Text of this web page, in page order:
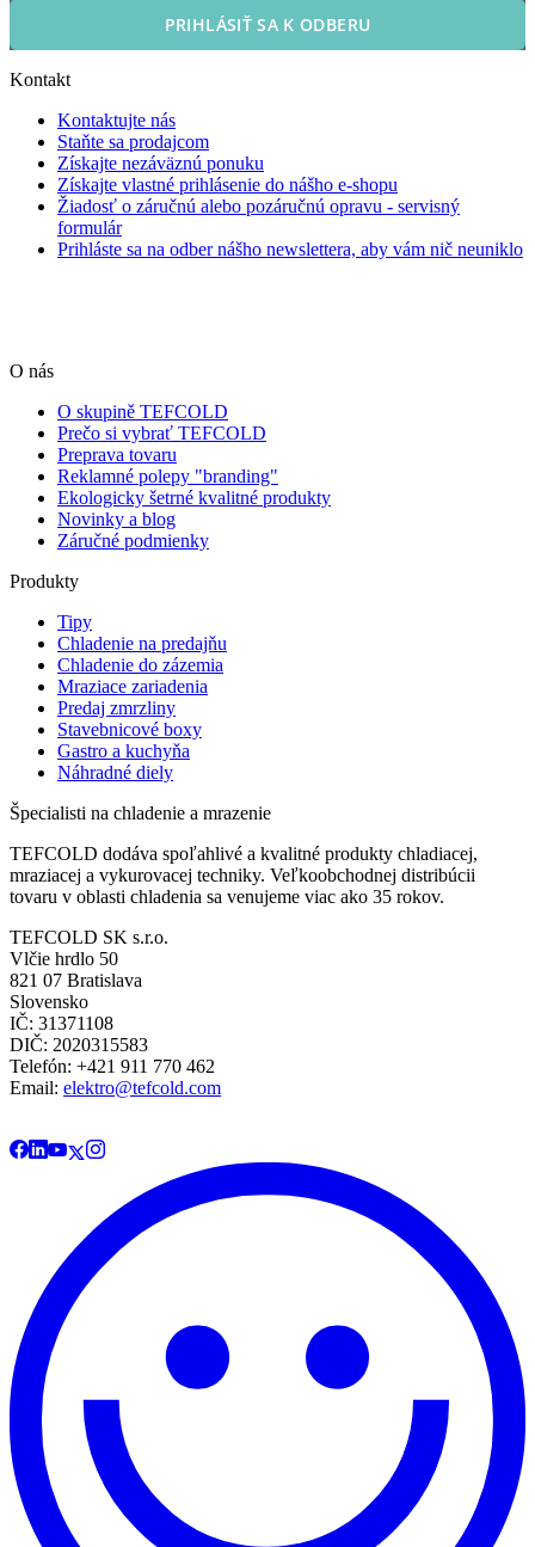
PRIHLÁSIŤ SA K ODBERU
Kontakt
Kontaktujte nás
Staňte sa prodajcom
Získajte nezáväznú ponuku
Získajte vlastné prihlásenie do nášho e-shopu
Žiadosť o záručnú alebo pozáručnú opravu - servisný
formulár
Prihláste sa na odber nášho newslettera, aby vám nič neuniklo
O nás
O skupině TEFCOLD
Prečo si vybrať TEFCOLD
Preprava tovaru
Reklamné polepy "branding"
Ekologicky šetrné kvalitné produkty
Novinky a blog
Záručné podmienky
Produkty
Tipy
Chladenie na predajňu
Chladenie do zázemia
Mraziace zariadenia
Predaj zmrzliny
Stavebnicové boxy
Gastro a kuchyňa
Náhradné diely
Špecialisti na chladenie a mrazenie
TEFCOLD dodáva spoľahlivé a kvalitné produkty chladiacej,
mraziacej a vykurovacej techniky. Veľkoobchodnej distribúcii
tovaru v oblasti chladenia sa venujeme viac ako 35 rokov.
TEFCOLD SK s.r.o.
Vlčie hrdlo 50
821 07 Bratislava
Slovensko
IČ: 31371108
DIČ: 2020315583
Telefón: +421 911 770 462
Email: elektro@tefcold.com